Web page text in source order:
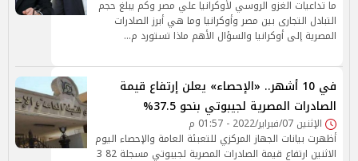
ما تداعيات الغزو الروسي لأوكرانيا علي مصر وكم يبلغ حجم
التبادل التجارى بين مصر وأوكرانيا وما هي أبرز الصادرات
المصرية إلى أوكرانيا والسؤال الأهم ماذا تستورد م…
في 10 أشهر.. «الإحصاء» يعلن إرتفاع قيمة
الصادرات المصرية لجيبوتي بنحو 37.5%
الإثنين 07/فبراير/2022 - 01:57 م
أظهرت بيانات الجهاز المركزي للتعبئة العامة والإحصاء اليوم
الاثنين ارتفاع قيمة الصادرات المصرية لجيبوتي مسجلة 82 3